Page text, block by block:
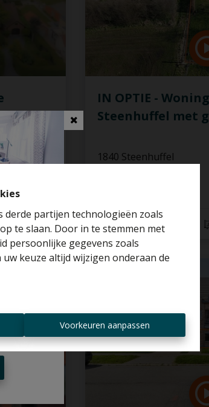
derde partijen technologieën zoals
te slaan. Door in te stemmen met
persoonlijke gegevens zoals
keuze altijd wijzigen onderaan de
Voorkeuren aanpassen
(27a
6
IN OPTIE -
Steenhuffel met
1840 Steenhuffel
2 1 190 m²
huis?
van